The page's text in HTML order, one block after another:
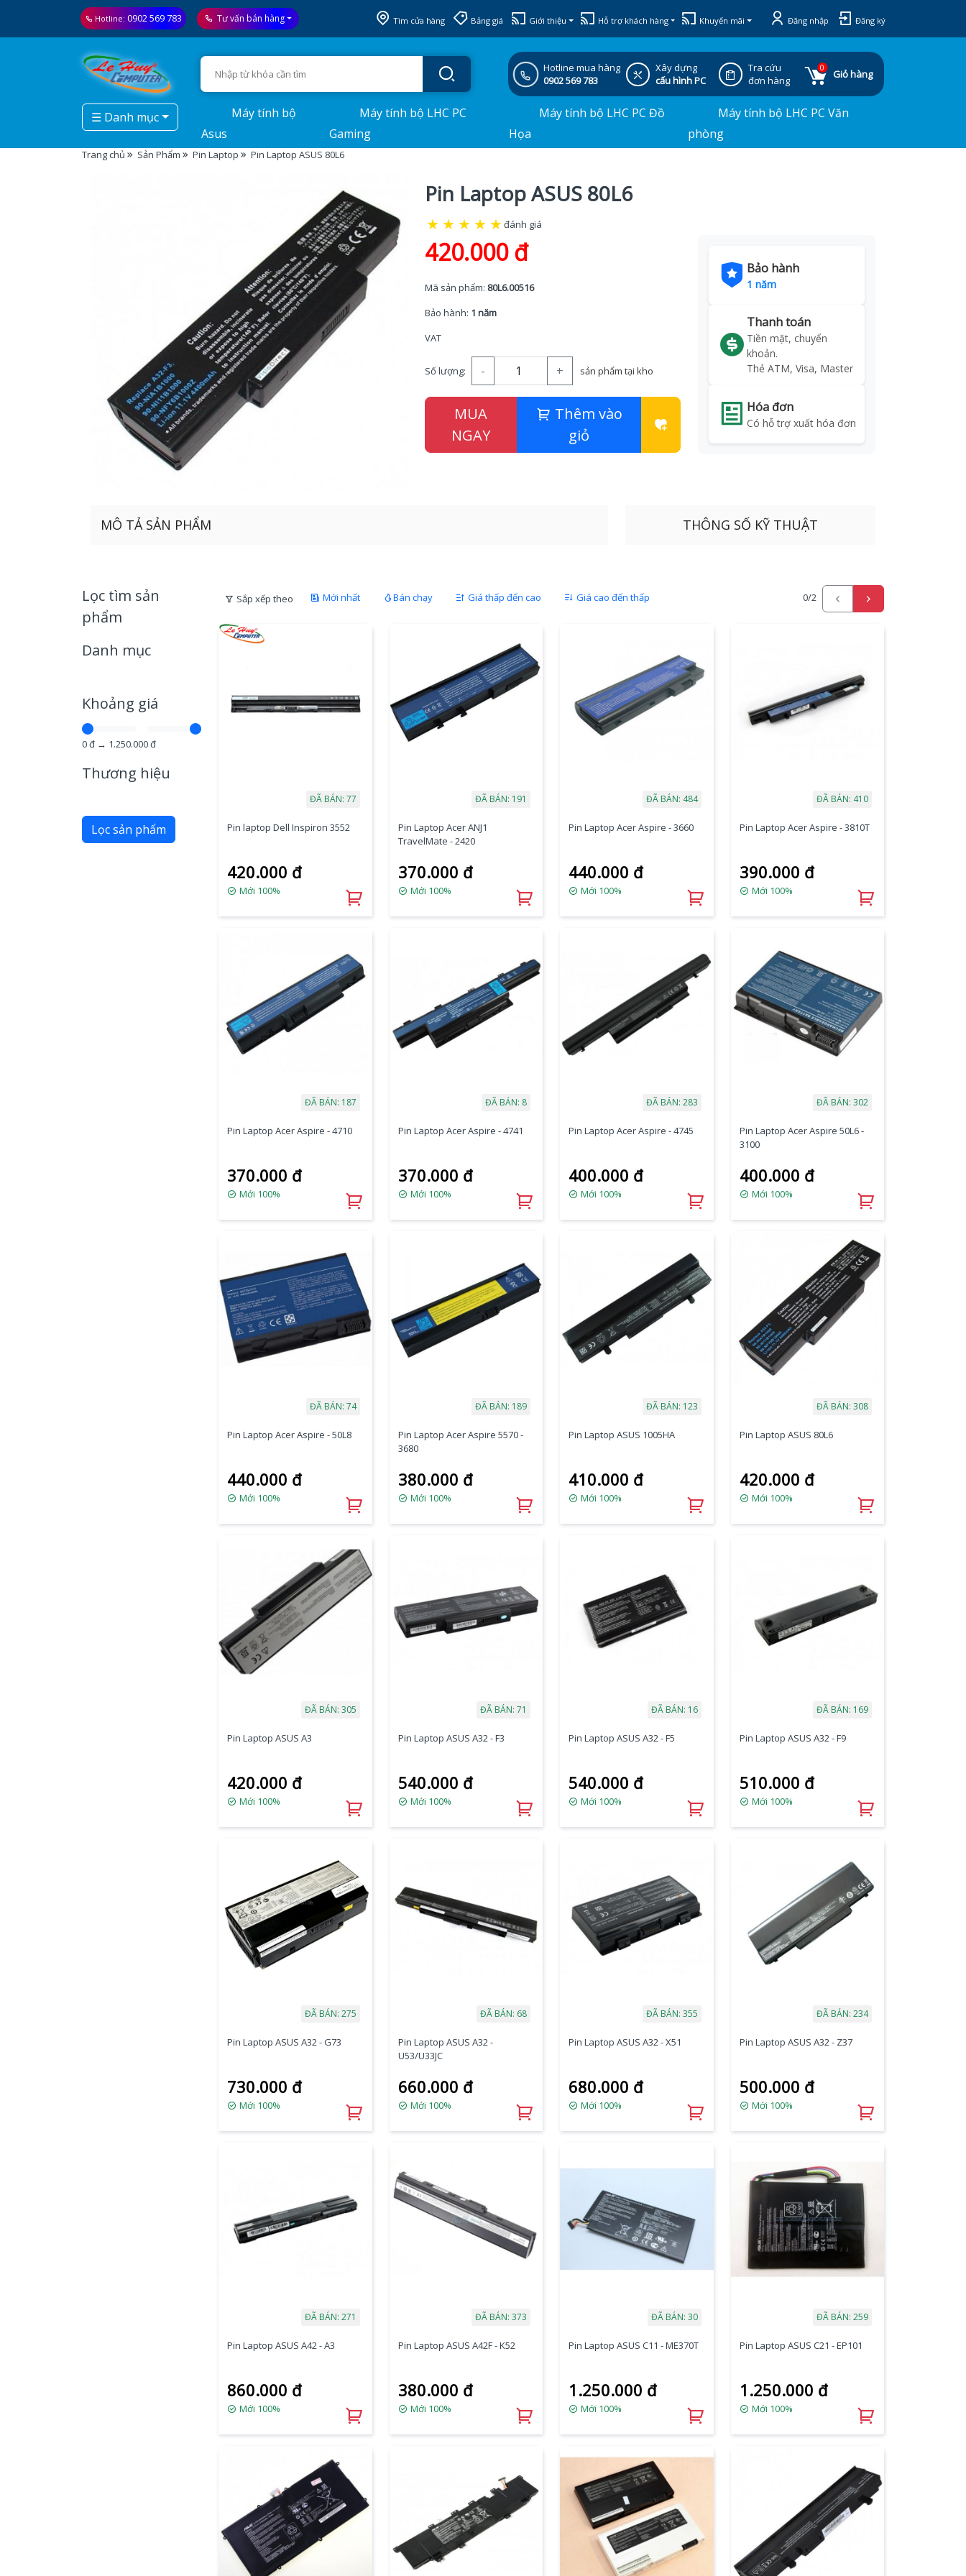
Hotline: 0902 569 783 Tư vấn bán hàng Tìm cửa hàng Bảng giá Giới thiệu Hỗ trợ khách hàng Khuyến mãi Đăng nhập Đăng ký
Hotline mua hàng
0902 569 783
Xây dựng
cấu hình PC
Tra cứu
đơn hàng
0
Giỏ hàng
☰ Danh mục
Máy tính bộ
Asus
Máy tính bộ LHC PC
Gaming
Máy tính bộ LHC PC Đồ
Họa
Máy tính bộ LHC PC Văn
phòng
Trang chủ Sản Phẩm Pin Laptop Pin Laptop ASUS 80L6
Pin Laptop ASUS 80L6
★ ★ ★ ★ ★đánh giá
420.000 đ
Mã sản phẩm: 80L6.00516
Bảo hành: 1 năm
VAT
Số lượng: - + sản phẩm tại kho
MUA
NGAY
Thêm vào
giỏ
Bảo hành
1 năm
Thanh toán
Tiền mặt, chuyển
khoản.
Thẻ ATM, Visa, Master
Hóa đơn
Có hỗ trợ xuất hóa đơn
MÔ TẢ SẢN PHẨM THÔNG SỐ KỸ THUẬT
Lọc tìm sản
phẩm
Danh mục
Khoảng giá
0đ → 1.250.000đ
Thương hiệu
Lọc sản phẩm
Sắp xếp theo Mới nhất Bán chạy Giá thấp đến cao Giá cao đến thấp 0/2
ĐÃ BÁN: 77
Pin laptop Dell Inspiron 3552
420.000 đ
Mới 100%
ĐÃ BÁN: 191
Pin Laptop Acer ANJ1
TravelMate - 2420
370.000 đ
Mới 100%
ĐÃ BÁN: 484
Pin Laptop Acer Aspire - 3660
440.000 đ
Mới 100%
ĐÃ BÁN: 410
Pin Laptop Acer Aspire - 3810T
390.000 đ
Mới 100%
ĐÃ BÁN: 187
Pin Laptop Acer Aspire - 4710
370.000 đ
Mới 100%
ĐÃ BÁN: 8
Pin Laptop Acer Aspire - 4741
370.000 đ
Mới 100%
ĐÃ BÁN: 283
Pin Laptop Acer Aspire - 4745
400.000 đ
Mới 100%
ĐÃ BÁN: 302
Pin Laptop Acer Aspire 50L6 -
3100
400.000 đ
Mới 100%
ĐÃ BÁN: 74
Pin Laptop Acer Aspire - 50L8
440.000 đ
Mới 100%
ĐÃ BÁN: 189
Pin Laptop Acer Aspire 5570 -
3680
380.000 đ
Mới 100%
ĐÃ BÁN: 123
Pin Laptop ASUS 1005HA
410.000 đ
Mới 100%
ĐÃ BÁN: 308
Pin Laptop ASUS 80L6
420.000 đ
Mới 100%
ĐÃ BÁN: 305
Pin Laptop ASUS A3
420.000 đ
Mới 100%
ĐÃ BÁN: 71
Pin Laptop ASUS A32 - F3
540.000 đ
Mới 100%
ĐÃ BÁN: 16
Pin Laptop ASUS A32 - F5
540.000 đ
Mới 100%
ĐÃ BÁN: 169
Pin Laptop ASUS A32 - F9
510.000 đ
Mới 100%
ĐÃ BÁN: 275
Pin Laptop ASUS A32 - G73
730.000 đ
Mới 100%
ĐÃ BÁN: 68
Pin Laptop ASUS A32 -
U53/U33JC
660.000 đ
Mới 100%
ĐÃ BÁN: 355
Pin Laptop ASUS A32 - X51
680.000 đ
Mới 100%
ĐÃ BÁN: 234
Pin Laptop ASUS A32 - Z37
500.000 đ
Mới 100%
ĐÃ BÁN: 271
Pin Laptop ASUS A42 - A3
860.000 đ
Mới 100%
ĐÃ BÁN: 373
Pin Laptop ASUS A42F - K52
380.000 đ
Mới 100%
ĐÃ BÁN: 30
Pin Laptop ASUS C11 - ME370T
1.250.000 đ
Mới 100%
ĐÃ BÁN: 259
Pin Laptop ASUS C21 - EP101
1.250.000 đ
Mới 100%